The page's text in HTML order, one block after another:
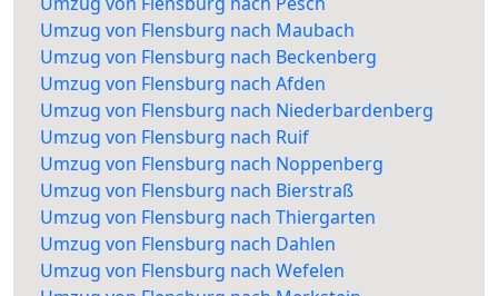
Umzug von Flensburg nach Maubach
Umzug von Flensburg nach Beckenberg
Umzug von Flensburg nach Afden
Umzug von Flensburg nach Niederbardenberg
Umzug von Flensburg nach Ruif
Umzug von Flensburg nach Noppenberg
Umzug von Flensburg nach Bierstraß
Umzug von Flensburg nach Thiergarten
Umzug von Flensburg nach Dahlen
Umzug von Flensburg nach Wefelen